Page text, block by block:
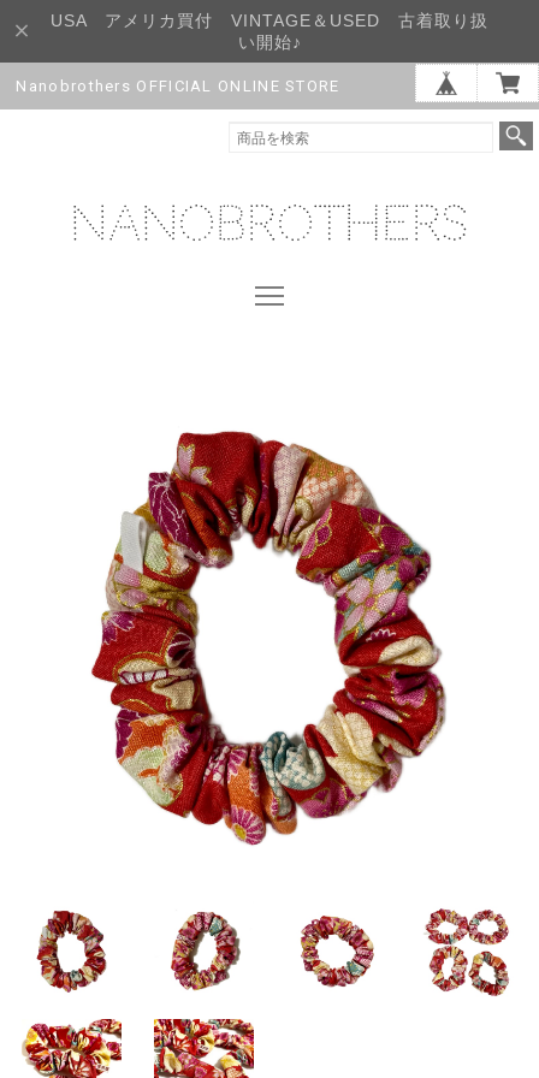
USA アメリカ買付 VINTAGE＆USED 古着取り扱
い開始♪
Nanobrothers OFFICIAL ONLINE STORE